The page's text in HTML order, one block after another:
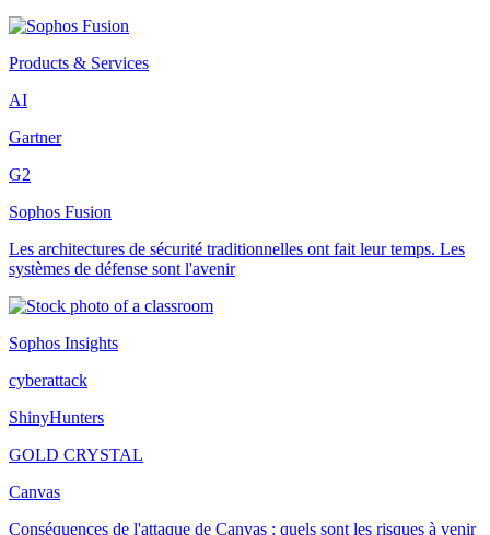
Products & Services
AI
Gartner
G2
Sophos Fusion
Les architectures de sécurité traditionnelles ont fait leur temps. Les
systèmes de défense sont l'avenir
Sophos Insights
cyberattack
ShinyHunters
GOLD CRYSTAL
Canvas
Conséquences de l'attaque de Canvas : quels sont les risques à venir